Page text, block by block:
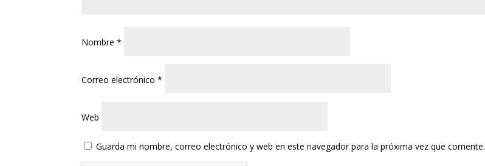
Nombre*
Correo electrónico*
Web
Guarda mi nombre, correo electrónico y web en este navegador para la próxima vez que comente.